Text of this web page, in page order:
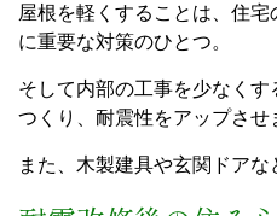
屋根を軽くすることは、住
に重要な対策のひとつ。
そして内部の工事を少なく
つくり、耐震性をアップさせ
また、木製建具や玄関ドアな